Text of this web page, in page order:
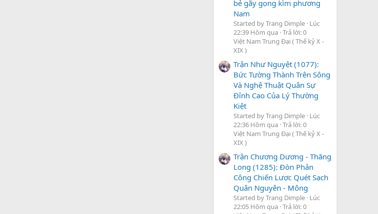
bẻ gãy gọng kìm phương
Nam
Started by Trang Dimple Lúc
22:39 Hôm qua Trả lời: 0
Việt Nam Trung Đại ( Thế kỷ X -
XIX )
Trận Như Nguyệt (1077):
Bức Tường Thành Trên Sông
Và Nghệ Thuật Quân Sự
Đỉnh Cao Của Lý Thường
Kiệt
Started by Trang Dimple Lúc
22:36 Hôm qua Trả lời: 0
Việt Nam Trung Đại ( Thế kỷ X -
XIX )
Trận Chương Dương - Thăng
Long (1285): Đòn Phản
Công Chiến Lược Quét Sạch
Quân Nguyên - Mông
Started by Trang Dimple Lúc
22:05 Hôm qua Trả lời: 0